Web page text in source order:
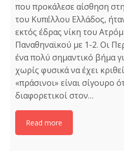
που προκάλεσε αίσθηση
του Κυπέλλου Ελλάδος,
εκτός έδρας νίκη του
Παναθηναϊκού με 1-2. Οι
ένα πολύ σημαντικό βήμα
χωρίς φυσικά να έχει
«πράσινοι» είναι σίγουρο
διαφορετικοί στον…
Read more